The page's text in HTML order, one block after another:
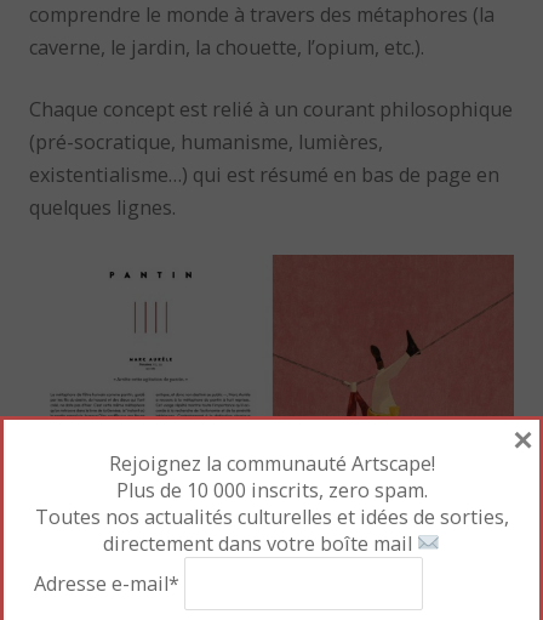
comprendre le monde à travers des métaphores (la
caverne, le jardin, la chouette, l’opium, etc.).
Chaque concept est relié à un courant philosophique
(pré-socratique, humanisme, lumières,
existentialisme…) qui est résumé en bas de page en
quelques lignes.
Texte © 2024, Pedro Alcalde et Merlín Alcalde
Illustrations © 2024, Guim Tió
Rejoignez la communauté Artscape!
Plus de 10 000 inscrits, zero spam.
Toutes nos actualités culturelles et idées de sorties,
directement dans votre boîte mail
Adresse e-mail*
×